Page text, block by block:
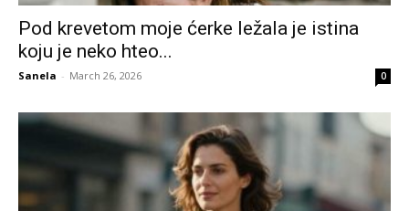
Pod krevetom moje ćerke ležala je istina
koju je neko hteo...
Sanela - March 26, 2026 0